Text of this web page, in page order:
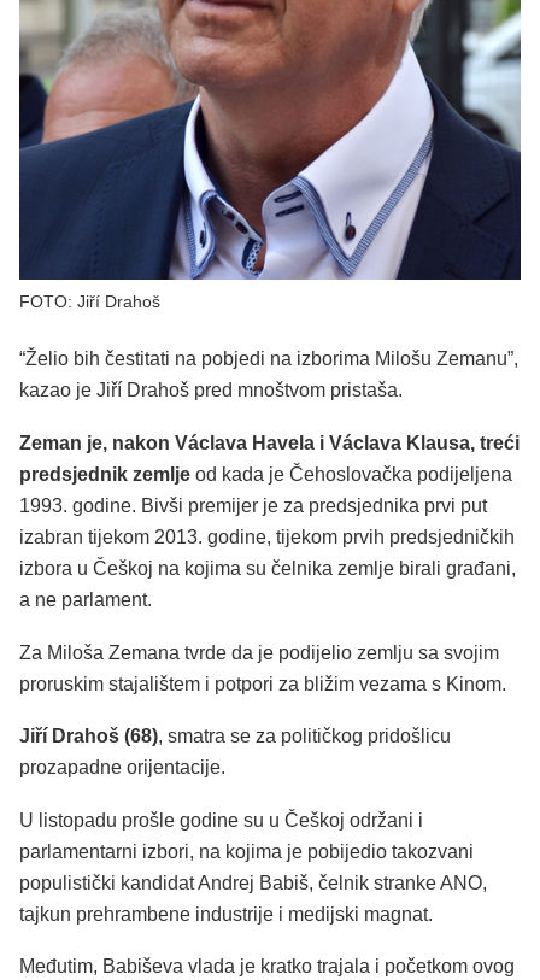
FOTO: Jiří Drahoš
“Želio bih čestitati na pobjedi na izborima Milošu Zemanu”,
kazao je Jiří Drahoš pred mnoštvom pristaša.
Zeman je, nakon Václava Havela i Václava Klausa, treći
predsjednik zemlje od kada je Čehoslovačka podijeljena
1993. godine. Bivši premijer je za predsjednika prvi put
izabran tijekom 2013. godine, tijekom prvih predsjedničkih
izbora u Češkoj na kojima su čelnika zemlje birali građani,
a ne parlament.
Za Miloša Zemana tvrde da je podijelio zemlju sa svojim
proruskim stajalištem i potpori za bližim vezama s Kinom.
Jiří Drahoš (68), smatra se za političkog pridošlicu
prozapadne orijentacije.
U listopadu prošle godine su u Češkoj održani i
parlamentarni izbori, na kojima je pobijedio takozvani
populistički kandidat Andrej Babiš, čelnik stranke ANO,
tajkun prehrambene industrije i medijski magnat.
Međutim, Babiševa vlada je kratko trajala i početkom ovog